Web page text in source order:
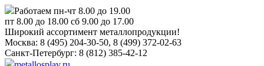
Работаем пн-чт 8.00 до 19.00
пт 8.00 до 18.00 сб 9.00 до 17.00
Широкий ассортимент металлопродукции!
Москва: 8 (495) 204-30-50, 8 (499) 372-02-63
Санкт-Петербург: 8 (812) 385-42-12